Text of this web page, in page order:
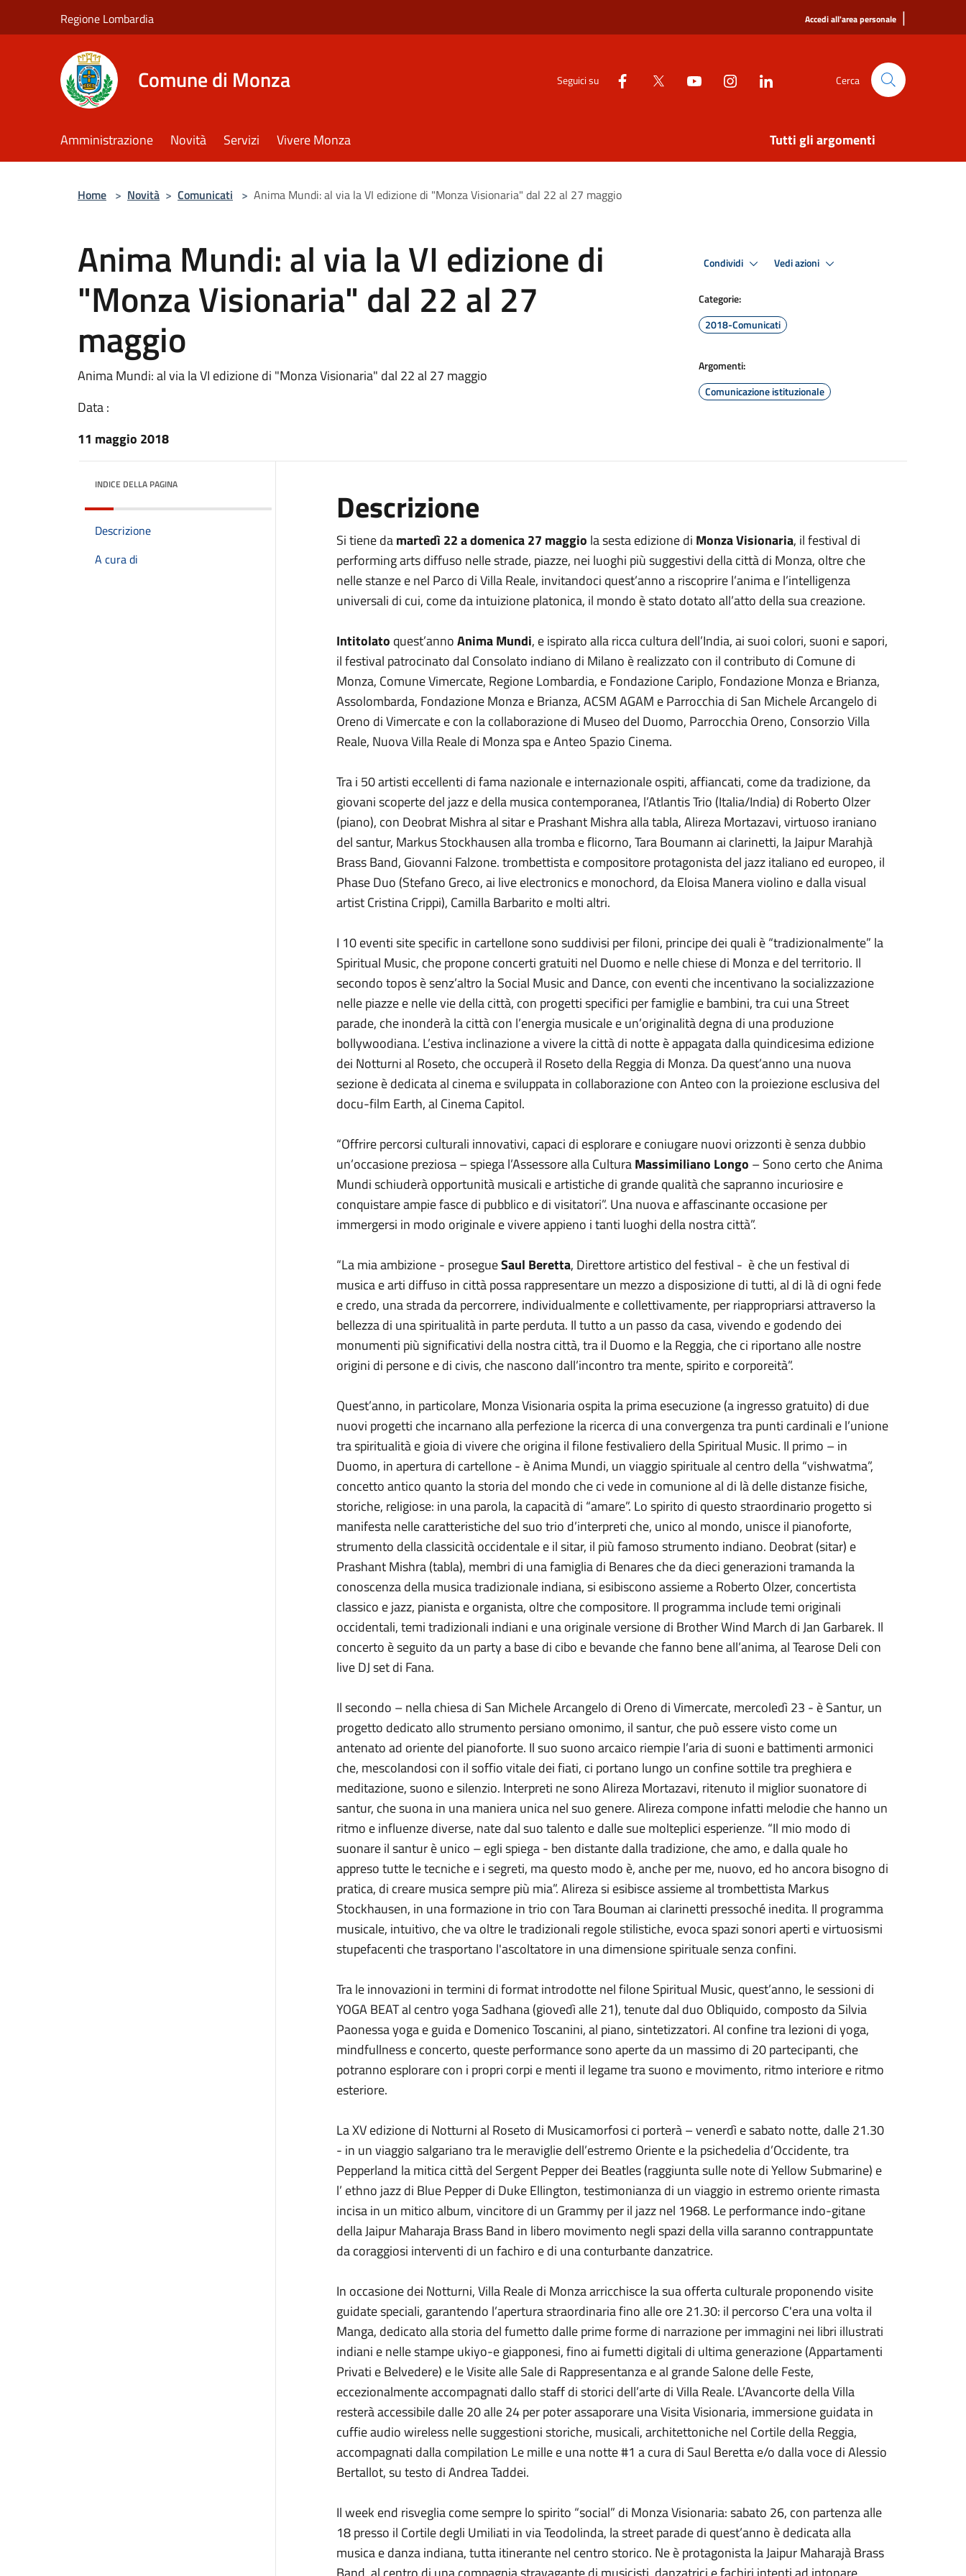
Regione Lombardia Accedi all'area personale |
Comune di Monza Seguici su Cerca
Amministrazione Novità Servizi Vivere Monza Tutti gli argomenti
Home > Novità > Comunicati > Anima Mundi: al via la VI edizione di "Monza Visionaria" dal 22 al 27 maggio
Anima Mundi: al via la VI edizione di
"Monza Visionaria" dal 22 al 27
maggio
Anima Mundi: al via la VI edizione di "Monza Visionaria" dal 22 al 27 maggio
Data :
11 maggio 2018
Condividi Vedi azioni
Categorie:
2018-Comunicati
Argomenti:
Comunicazione istituzionale
INDICE DELLA PAGINA
Descrizione
A cura di
Descrizione
Si tiene damartedì 22 a domenica 27 maggio la sesta edizione di Monza Visionaria, il festival di
performing arts diffuso nelle strade, piazze, nei luoghi più suggestivi della città di Monza, oltre che
nelle stanze e nel Parco di Villa Reale, invitandoci quest’anno a riscoprire l’anima e l’intelligenza
universali di cui, come da intuizione platonica, il mondo è stato dotato all’atto della sua creazione.
Intitolato quest’annoAnima Mundi, e ispirato alla ricca cultura dell’India, ai suoi colori, suoni e sapori,
il festival patrocinato dal Consolato indiano di Milano è realizzato con il contributo di Comune di
Monza, Comune Vimercate, Regione Lombardia, e Fondazione Cariplo, Fondazione Monza e Brianza,
Assolombarda, Fondazione Monza e Brianza, ACSM AGAM e Parrocchia di San Michele Arcangelo di
Oreno di Vimercate e con la collaborazione di Museo del Duomo, Parrocchia Oreno, Consorzio Villa
Reale, Nuova Villa Reale di Monza spa e Anteo Spazio Cinema.
Tra i 50 artisti eccellenti di fama nazionale e internazionale ospiti, affiancati, come da tradizione, da
giovani scoperte del jazz e della musica contemporanea, l’Atlantis Trio (Italia/India) di Roberto Olzer
(piano), con Deobrat Mishra al sitar e Prashant Mishra alla tabla, Alireza Mortazavi, virtuoso iraniano
del santur, Markus Stockhausen alla tromba e flicorno, Tara Boumann ai clarinetti, la Jaipur Marahjà
Brass Band, Giovanni Falzone. trombettista e compositore protagonista del jazz italiano ed europeo, il
Phase Duo (Stefano Greco, ai live electronics e monochord, da Eloisa Manera violino e dalla visual
artist Cristina Crippi), Camilla Barbarito e molti altri.
I 10 eventi site specific in cartellone sono suddivisi per filoni, principe dei quali è “tradizionalmente” la
Spiritual Music, che propone concerti gratuiti nel Duomo e nelle chiese di Monza e del territorio. Il
secondo topos è senz’altro la Social Music and Dance, con eventi che incentivano la socializzazione
nelle piazze e nelle vie della città, con progetti specifici per famiglie e bambini, tra cui una Street
parade, che inonderà la città con l’energia musicale e un’originalità degna di una produzione
bollywoodiana. L’estiva inclinazione a vivere la città di notte è appagata dalla quindicesima edizione
dei Notturni al Roseto, che occuperà il Roseto della Reggia di Monza. Da quest’anno una nuova
sezione è dedicata al cinema e sviluppata in collaborazione con Anteo con la proiezione esclusiva del
docu-film Earth, al Cinema Capitol.
“Offrire percorsi culturali innovativi, capaci di esplorare e coniugare nuovi orizzonti è senza dubbio
un’occasione preziosa – spiega l’Assessore alla CulturaMassimiliano Longo – Sono certo che Anima
Mundi schiuderà opportunità musicali e artistiche di grande qualità che sapranno incuriosire e
conquistare ampie fasce di pubblico e di visitatori”. Una nuova e affascinante occasione per
immergersi in modo originale e vivere appieno i tanti luoghi della nostra città”.
“La mia ambizione - prosegueSaul Beretta, Direttore artistico del festival - è che un festival di
musica e arti diffuso in città possa rappresentare un mezzo a disposizione di tutti, al di là di ogni fede
e credo, una strada da percorrere, individualmente e collettivamente, per riappropriarsi attraverso la
bellezza di una spiritualità in parte perduta. Il tutto a un passo da casa, vivendo e godendo dei
monumenti più significativi della nostra città, tra il Duomo e la Reggia, che ci riportano alle nostre
origini di persone e di civis, che nascono dall’incontro tra mente, spirito e corporeità”.
Quest’anno, in particolare, Monza Visionaria ospita la prima esecuzione (a ingresso gratuito) di due
nuovi progetti che incarnano alla perfezione la ricerca di una convergenza tra punti cardinali e l’unione
tra spiritualità e gioia di vivere che origina il filone festivaliero della Spiritual Music. Il primo – in
Duomo, in apertura di cartellone - è Anima Mundi, un viaggio spirituale al centro della “vishwatma”,
concetto antico quanto la storia del mondo che ci vede in comunione al di là delle distanze fisiche,
storiche, religiose: in una parola, la capacità di “amare”. Lo spirito di questo straordinario progetto si
manifesta nelle caratteristiche del suo trio d’interpreti che, unico al mondo, unisce il pianoforte,
strumento della classicità occidentale e il sitar, il più famoso strumento indiano. Deobrat (sitar) e
Prashant Mishra (tabla), membri di una famiglia di Benares che da dieci generazioni tramanda la
conoscenza della musica tradizionale indiana, si esibiscono assieme a Roberto Olzer, concertista
classico e jazz, pianista e organista, oltre che compositore. Il programma include temi originali
occidentali, temi tradizionali indiani e una originale versione di Brother Wind March di Jan Garbarek. Il
concerto è seguito da un party a base di cibo e bevande che fanno bene all’anima, al Tearose Deli con
live DJ set di Fana.
Il secondo – nella chiesa di San Michele Arcangelo di Oreno di Vimercate, mercoledì 23 - è Santur, un
progetto dedicato allo strumento persiano omonimo, il santur, che può essere visto come un
antenato ad oriente del pianoforte. Il suo suono arcaico riempie l’aria di suoni e battimenti armonici
che, mescolandosi con il soffio vitale dei fiati, ci portano lungo un confine sottile tra preghiera e
meditazione, suono e silenzio. Interpreti ne sono Alireza Mortazavi, ritenuto il miglior suonatore di
santur, che suona in una maniera unica nel suo genere. Alireza compone infatti melodie che hanno un
ritmo e influenze diverse, nate dal suo talento e dalle sue molteplici esperienze. “Il mio modo di
suonare il santur è unico – egli spiega - ben distante dalla tradizione, che amo, e dalla quale ho
appreso tutte le tecniche e i segreti, ma questo modo è, anche per me, nuovo, ed ho ancora bisogno di
pratica, di creare musica sempre più mia”. Alireza si esibisce assieme al trombettista Markus
Stockhausen, in una formazione in trio con Tara Bouman ai clarinetti pressoché inedita. Il programma
musicale, intuitivo, che va oltre le tradizionali regole stilistiche, evoca spazi sonori aperti e virtuosismi
stupefacenti che trasportano l'ascoltatore in una dimensione spirituale senza confini.
Tra le innovazioni in termini di format introdotte nel filone Spiritual Music, quest’anno, le sessioni di
YOGA BEAT al centro yoga Sadhana (giovedì alle 21), tenute dal duo Obliquido, composto da Silvia
Paonessa yoga e guida e Domenico Toscanini, al piano, sintetizzatori. Al confine tra lezioni di yoga,
mindfullness e concerto, queste performance sono aperte da un massimo di 20 partecipanti, che
potranno esplorare con i propri corpi e menti il legame tra suono e movimento, ritmo interiore e ritmo
esteriore.
La XV edizione di Notturni al Roseto di Musicamorfosi ci porterà – venerdì e sabato notte, dalle 21.30
- in un viaggio salgariano tra le meraviglie dell’estremo Oriente e la psichedelia d’Occidente, tra
Pepperland la mitica città del Sergent Pepper dei Beatles (raggiunta sulle note di Yellow Submarine) e
l’ ethno jazz di Blue Pepper di Duke Ellington, testimonianza di un viaggio in estremo oriente rimasta
incisa in un mitico album, vincitore di un Grammy per il jazz nel 1968. Le performance indo-gitane
della Jaipur Maharaja Brass Band in libero movimento negli spazi della villa saranno contrappuntate
da coraggiosi interventi di un fachiro e di una conturbante danzatrice.
In occasione dei Notturni, Villa Reale di Monza arricchisce la sua offerta culturale proponendo visite
guidate speciali, garantendo l’apertura straordinaria fino alle ore 21.30: il percorso C'era una volta il
Manga, dedicato alla storia del fumetto dalle prime forme di narrazione per immagini nei libri illustrati
indiani e nelle stampe ukiyo-e giapponesi, fino ai fumetti digitali di ultima generazione (Appartamenti
Privati e Belvedere) e le Visite alle Sale di Rappresentanza e al grande Salone delle Feste,
eccezionalmente accompagnati dallo staff di storici dell’arte di Villa Reale. L’Avancorte della Villa
resterà accessibile dalle 20 alle 24 per poter assaporare una Visita Visionaria, immersione guidata in
cuffie audio wireless nelle suggestioni storiche, musicali, architettoniche nel Cortile della Reggia,
accompagnati dalla compilation Le mille e una notte #1 a cura di Saul Beretta e/o dalla voce di Alessio
Bertallot, su testo di Andrea Taddei.
Il week end risveglia come sempre lo spirito “social” di Monza Visionaria: sabato 26, con partenza alle
18 presso il Cortile degli Umiliati in via Teodolinda, la street parade di quest’anno è dedicata alla
musica e danza indiana, tutta itinerante nel centro storico. Ne è protagonista la Jaipur Maharajà Brass